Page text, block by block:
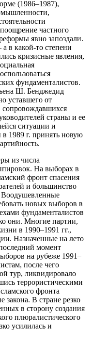
(1986–1987),
частного
явно запоздали.
в какой‑то степени
кризисные явления,
фундаменталистов.
Ш. Бенджедид
уставшего от
сопровождавшихся
страны и ее
ситуации и
1989 г. принять новую
из числа
На выборах в
фронт спасения
и большинство
Воодушевленные
новых выборов в
фундаменталистов
они. Многие партии,
в 1990–1991 гг.,
Назначенные на лето
момент
на рубеже 1991–
после чего
тур, ликвидировало
террористическими
фронта
закона. В стране резко
в сторону создания
плюралистического
усилилась и